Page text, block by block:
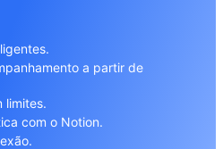
a partir de
limites.
com o Notion.